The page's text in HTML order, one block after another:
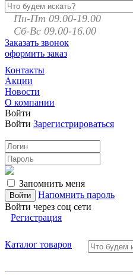
Пн-Пт 09.00-19.00
Сб-Вс 09.00-16.00
Заказать звонок
оформить заказ
Контакты
Акции
Новости
О компании
Войти
Войти Зарегистрироваться
Запомнить меня
Напомнить пароль
Войти через соц сети
Регистрация
Каталог товаров